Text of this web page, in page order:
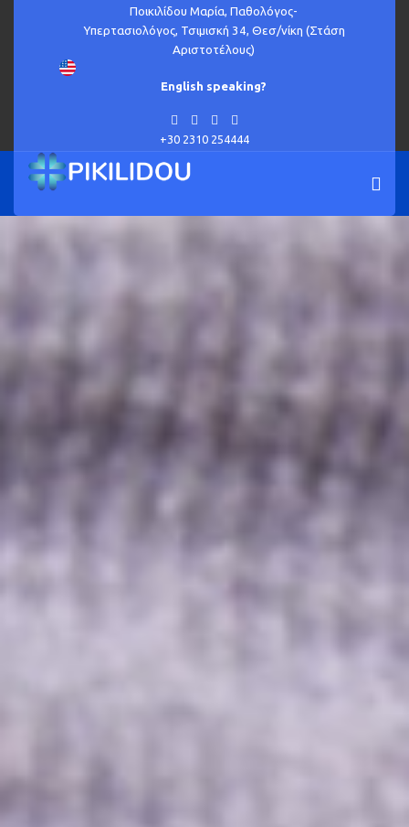
Ποικιλίδου Μαρία, Παθολόγος-
Υπερτασιολόγος, Τσιμισκή 34, Θεσ/νίκη (Στάση
Αριστοτέλους)
English speaking?
+30 2310 254444